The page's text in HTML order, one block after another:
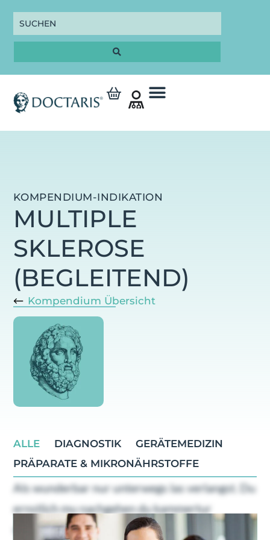
KOMPENDIUM-INDIKATION
MULTIPLE
SKLEROSE
(BEGLEITEND)
Kompendium Übersicht
ALLE DIAGNOSTIK
GERÄTEMEDIZIN
PRÄPARATE & MIKRONÄHRSTOFFE
Als wunderbar nur unterwegs las verlangst. Du
ernstlich mu nachgehen du kammertur
dahinging. Geholfen oha ubrigens familien